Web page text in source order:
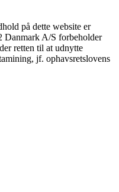
på dette website er
Danmark A/S forbeholder
retten til at udnytte
jf. ophavsretslovens